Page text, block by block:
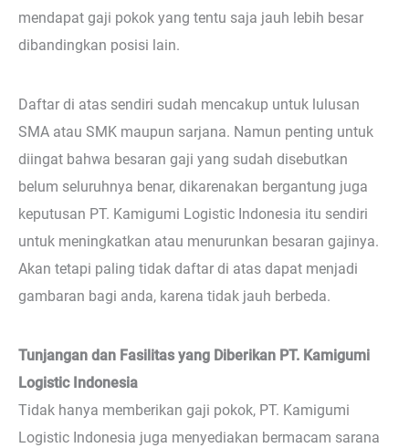
mendapat gaji pokok yang tentu saja jauh lebih besar
dibandingkan posisi lain.
Daftar di atas sendiri sudah mencakup untuk lulusan
SMA atau SMK maupun sarjana. Namun penting untuk
diingat bahwa besaran gaji yang sudah disebutkan
belum seluruhnya benar, dikarenakan bergantung juga
keputusan PT. Kamigumi Logistic Indonesia itu sendiri
untuk meningkatkan atau menurunkan besaran gajinya.
Akan tetapi paling tidak daftar di atas dapat menjadi
gambaran bagi anda, karena tidak jauh berbeda.
Tunjangan dan Fasilitas yang Diberikan PT. Kamigumi
Logistic Indonesia
Tidak hanya memberikan gaji pokok, PT. Kamigumi
Logistic Indonesia juga menyediakan bermacam sarana